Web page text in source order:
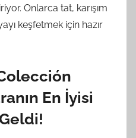
Onlarca tat, karışım
keşfetmek için hazır
En İyisi